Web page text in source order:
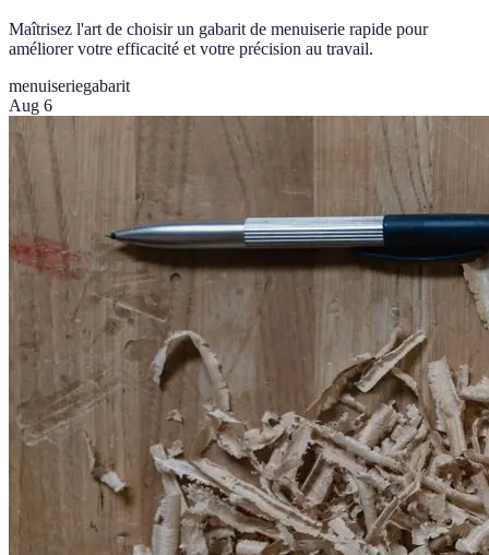
Maîtrisez l'art de choisir un gabarit de menuiserie rapide pour
améliorer votre efficacité et votre précision au travail.
menuiseriegabarit
Aug 6